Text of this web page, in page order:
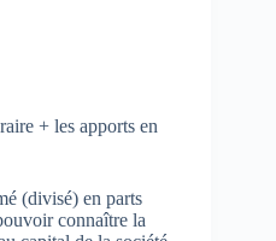
+ les apports en
(divisé) en parts
connaître la